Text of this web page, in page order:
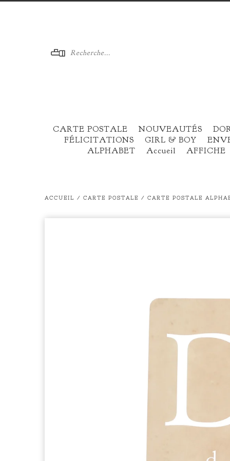
CARTE POSTALE NOUVEAUTÉS
FÉLICITATIONS
GIRL & BOY
ALPHABET
Accueil AFFICHE
ACCUEIL / CARTE POSTALE / CARTE POSTALE